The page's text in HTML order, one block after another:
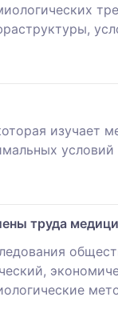
изучает
труда